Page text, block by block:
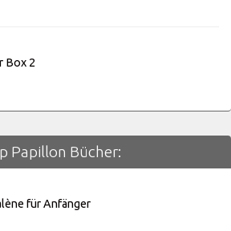
Box 2
Papillon Bücher:
für Anfänger